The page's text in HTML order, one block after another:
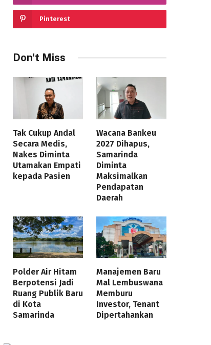
Pinterest
Don't Miss
Tak Cukup Andal
Secara Medis,
Nakes Diminta
Utamakan Empati
kepada Pasien
Wacana Bankeu
2027 Dihapus,
Samarinda
Diminta
Maksimalkan
Pendapatan
Daerah
Polder Air Hitam
Berpotensi Jadi
Ruang Publik Baru
di Kota
Samarinda
Manajemen Baru
Mal Lembuswana
Memburu
Investor, Tenant
Dipertahankan